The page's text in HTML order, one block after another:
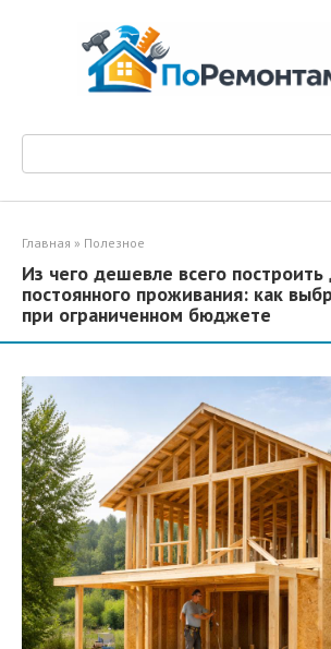
Поиск:
Главная » Полезное
Из чего дешевле всего
постоянного проживания: как
при ограниченном бюджете